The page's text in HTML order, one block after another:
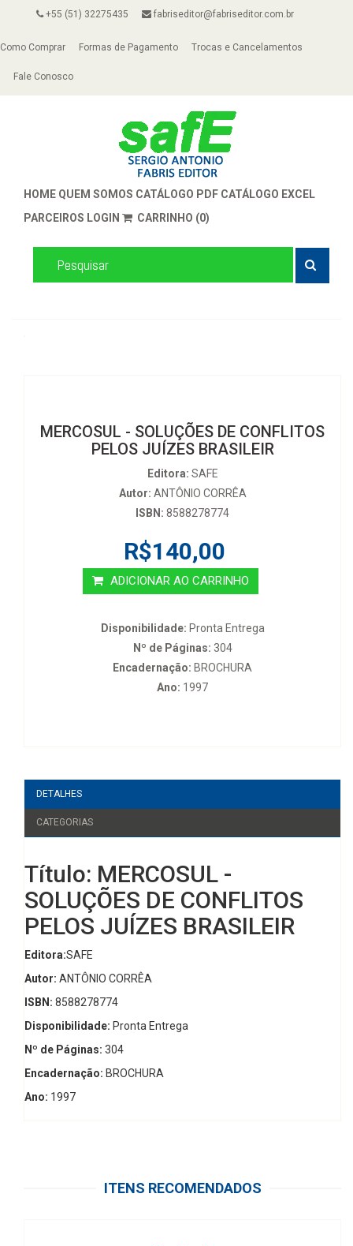
+55 (51) 32275435 fabriseditor@fabriseditor.com.br
Como Comprar Formas de Pagamento Trocas e Cancelamentos
Fale Conosco
HOME QUEM SOMOS CATÁLOGO PDF CATÁLOGO EXCEL
PARCEIROS LOGIN CARRINHO (0)
MERCOSUL - SOLUÇÕES DE CONFLITOS
PELOS JUÍZES BRASILEIR
Editora: SAFE
Autor: ANTÔNIO CORRÊA
ISBN: 8588278774
R$140,00
ADICIONAR AO CARRINHO
Disponibilidade: Pronta Entrega
Nº de Páginas: 304
Encadernação: BROCHURA
Ano: 1997
DETALHES
CATEGORIAS
Título: MERCOSUL -
SOLUÇÕES DE CONFLITOS
PELOS JUÍZES BRASILEIR
Editora:SAFE
Autor: ANTÔNIO CORRÊA
ISBN: 8588278774
Disponibilidade: Pronta Entrega
Nº de Páginas: 304
Encadernação: BROCHURA
Ano: 1997
ITENS RECOMENDADOS